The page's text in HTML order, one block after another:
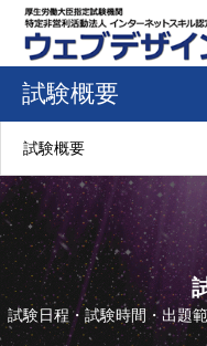
試験概要
試験概要
試験日程・試験時間・出題